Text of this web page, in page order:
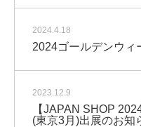
2024.4.18
2024ゴールデンウィ
2023.12.9
【JAPAN SHOP
(東京3月)出展のお知